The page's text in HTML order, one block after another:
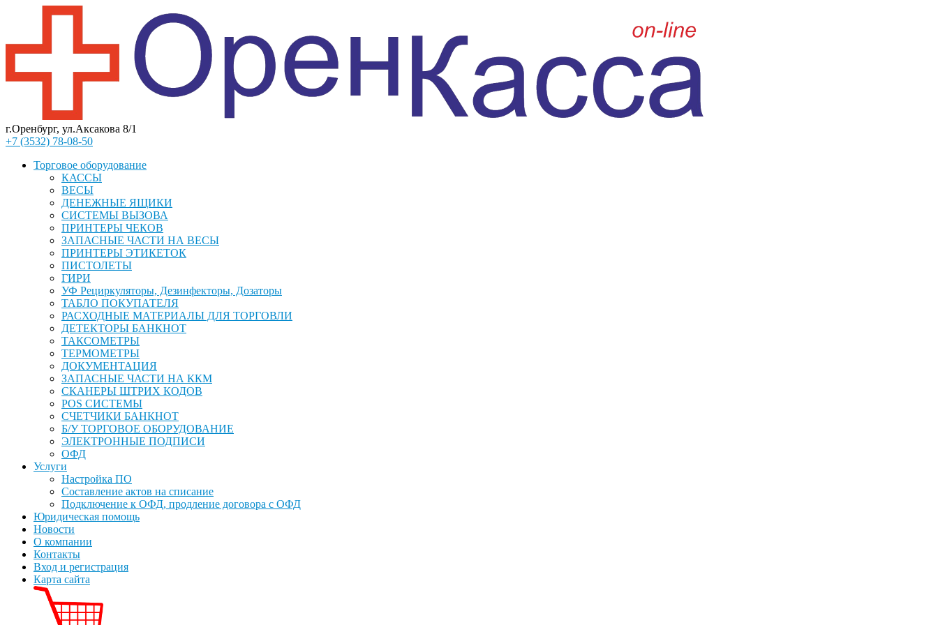
г.Оренбург, ул.Аксакова 8/1
+7 (3532) 78-08-50
Торговое оборудование
КАССЫ
ВЕСЫ
ДЕНЕЖНЫЕ ЯЩИКИ
СИСТЕМЫ ВЫЗОВА
ПРИНТЕРЫ ЧЕКОВ
ЗАПАСНЫЕ ЧАСТИ НА ВЕСЫ
ПРИНТЕРЫ ЭТИКЕТОК
ПИСТОЛЕТЫ
ГИРИ
УФ Рециркуляторы, Дезинфекторы, Дозаторы
ТАБЛО ПОКУПАТЕЛЯ
РАСХОДНЫЕ МАТЕРИАЛЫ ДЛЯ ТОРГОВЛИ
ДЕТЕКТОРЫ БАНКНОТ
ТАКСОМЕТРЫ
ТЕРМОМЕТРЫ
ДОКУМЕНТАЦИЯ
ЗАПАСНЫЕ ЧАСТИ НА ККМ
СКАНЕРЫ ШТРИХ КОДОВ
POS СИСТЕМЫ
СЧЕТЧИКИ БАНКНОТ
Б/У ТОРГОВОЕ ОБОРУДОВАНИЕ
ЭЛЕКТРОННЫЕ ПОДПИСИ
ОФД
Услуги
Настройка ПО
Составление актов на списание
Подключение к ОФД, продление договора с ОФД
Юридическая помощь
Новости
О компании
Контакты
Вход и регистрация
Карта сайта